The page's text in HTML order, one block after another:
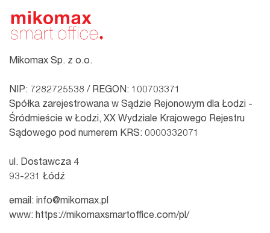
Mikomax Sp. z o.o.
NIP: 7282725538 / REGON: 100703371
Spółka zarejestrowana w Sądzie Rejonowym dla Łodzi -
Śródmieście w Łodzi, XX Wydziale Krajowego Rejestru
Sądowego pod numerem KRS: 0000332071
ul. Dostawcza 4
93-231 Łódź
email: info@mikomax.pl
www: https://mikomaxsmartoffice.com/pl/